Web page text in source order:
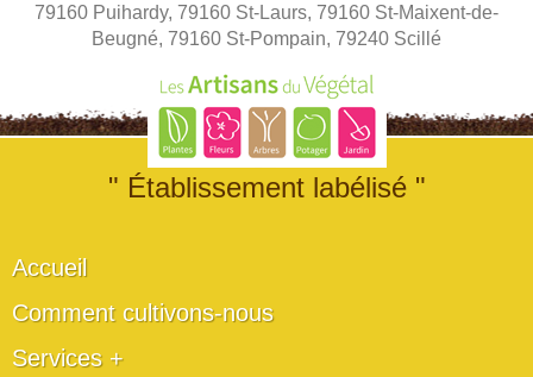
79160 Puihardy, 79160 St-Laurs, 79160 St-Maixent-de-
Beugné, 79160 St-Pompain, 79240 Scillé
" Établissement labélisé "
Accueil
Comment cultivons-nous
Services +